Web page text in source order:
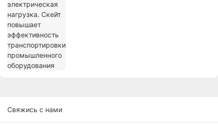
Свяжись с нами